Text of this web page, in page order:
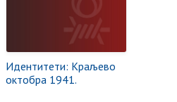
Идентитети: Краљевo
октобра 1941.